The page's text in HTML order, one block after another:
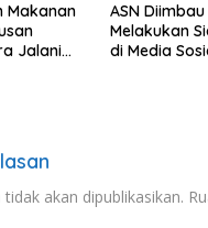
Makanan
Jalani
ASN
Melakukan
di Media
akan dipublikasikan.